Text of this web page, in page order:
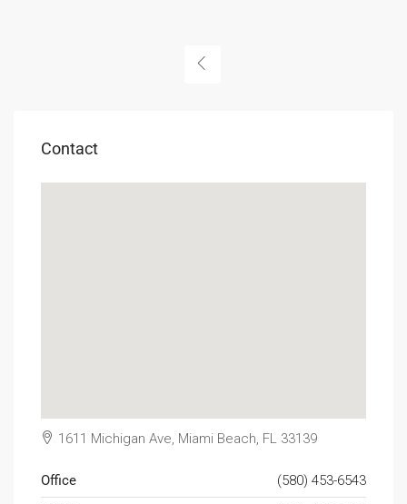
Contact
1611 Michigan Ave, Miami Beach, FL 33139
Office
(580) 453-6543